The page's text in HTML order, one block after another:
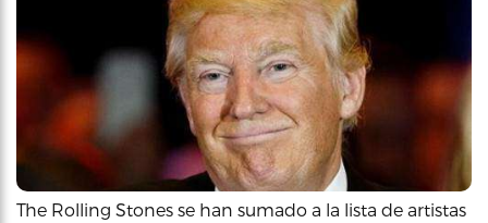
The Rolling Stones se han sumado a la lista de artistas